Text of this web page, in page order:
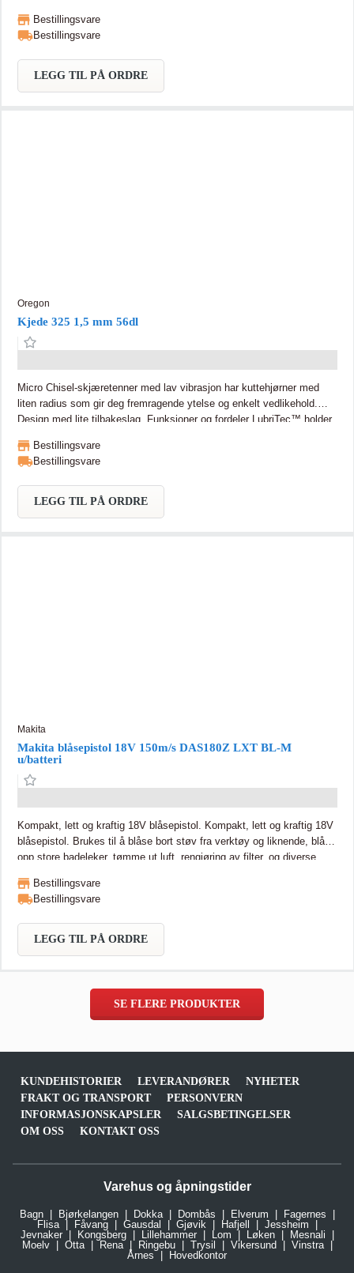
evne til å holde seg skarpt. Blågrå skjæretenner gir høykvalitets
beskyttelse mot korrosjon Funksjoner og fordeler LubriTec™ holder
lavprofilkjede med høy ytelse.
Bestillingsvare
Bestillingsvare
LEGG TIL PÅ ORDRE
Oregon
Kjede 325 1,5 mm 56dl
Micro Chisel-skjæretenner med lav vibrasjon har kuttehjørner med
liten radius som gir deg fremragende ytelse og enkelt vedlikehold.
Design med lite tilbakeslag. Funksjoner og fordeler LubriTec™ holder
kuttere gir høykvalitets beskyttelse mot korrosjon Et lett kjede med
myk og rask skjæring i . 325" deling, 1,5mm sporbredde.
OCS-01 stål gir lengre varighet
Bestillingsvare
Bestillingsvare
LEGG TIL PÅ ORDRE
Makita
Makita blåsepistol 18V 150m/s DAS180Z LXT BL-M
u/batteri
Kompakt, lett og kraftig 18V blåsepistol. Kompakt, lett og kraftig 18V
blåsepistol. Brukes til å blåse bort støv fra verktøy og liknende, blåse
opp store badeleker, tømme ut luft, rengjøring av filter, og diverse
dyser medfølger. Blåsepistolen kan brukes til å fylle og tømme luft.
For å tømme luft trenger man det valgfrie tilbehøret som festes på
styrker slik at man får tilpasset bruksområdet.
Bestillingsvare
Bestillingsvare
LEGG TIL PÅ ORDRE
SE FLERE PRODUKTER
KUNDEHISTORIER LEVERANDØRER
NYHETER
FRAKT OG TRANSPORT
PERSONVERN
INFORMASJONSKAPSLER
SALGSBETINGELSER
OM OSS
KONTAKT OSS
Varehus og åpningstider
Bagn Bjørkelangen Dokka Dombås Elverum
Fagernes
Flisa
Fåvang Gausdal Gjøvik Hafjell
Jessheim
Jevnaker
Kongsberg Lillehammer Lom Løken
Mesnali
Moelv
Otta Rena Ringebu Trysil Vikersund
Vinstra
Årnes
Hovedkontor